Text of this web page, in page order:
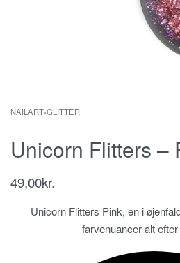
NAILART›GLITTER
Unicorn Flitters –
49,00kr.
Unicorn Flitters Pink, en i
farvenuancer alt